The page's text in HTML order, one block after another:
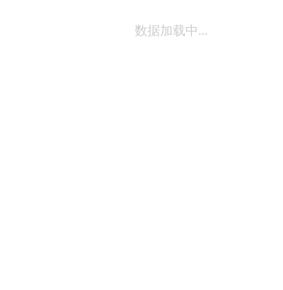
数据加载中...